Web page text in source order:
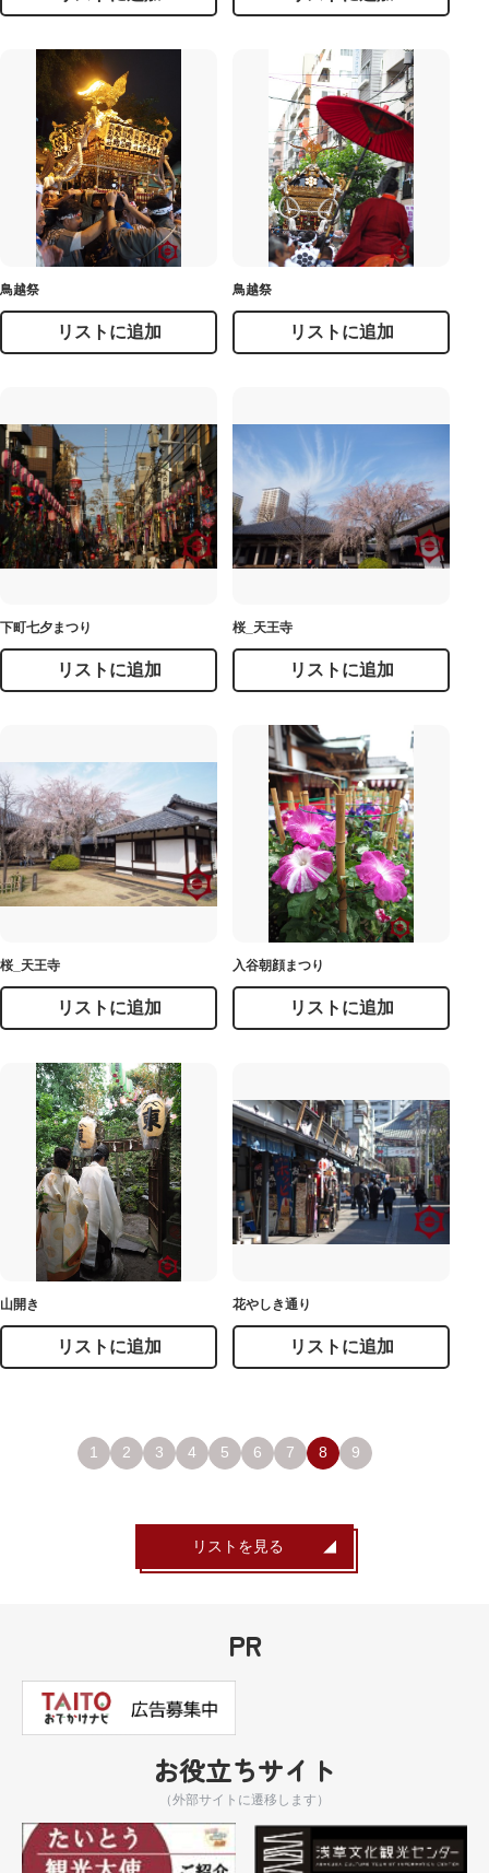
鳥越祭
リストに追加
鳥越祭
リストに追加
下町七夕まつり
リストに追加
桜_天王寺
リストに追加
桜_天王寺
リストに追加
入谷朝顔まつり
リストに追加
山開き
リストに追加
花やしき通り
リストに追加
1 2 3 4 5 6 7 8 9
リストを見る
PR
お役立ちサイト
（外部サイトに遷移します）